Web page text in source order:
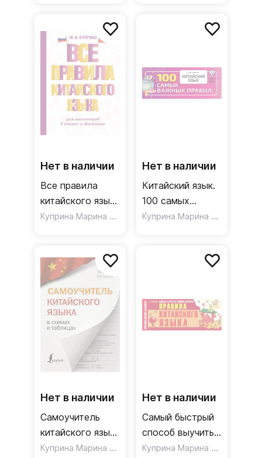
Нет в наличии
Все правила
китайского языка
для школьников
Куприна Марина Игоревна
Нет в наличии
Китайский язык.
100 самых
важных правилКуприна Марина Игоревна
Нет в наличии
Самоучитель
китайского языка
в схемах и
Куприна Марина Игоревна
Нет в наличии
Самый быстрый
способ выучить
правила
Куприна Марина Игоревна